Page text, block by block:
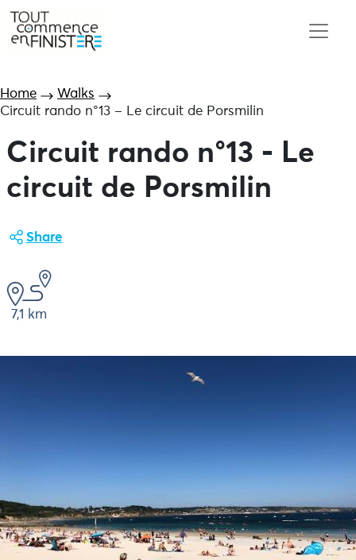
Home
Walks
Circuit rando n°13 – Le circuit de Porsmilin
Circuit rando n°13 - Le
circuit de Porsmilin
Share
7,1 km